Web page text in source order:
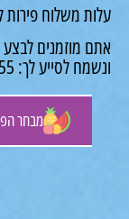
מבחר הפירות
פירות לגבים: 100 שקלים
מוזמנים לבצע
לך: 03-6565-055